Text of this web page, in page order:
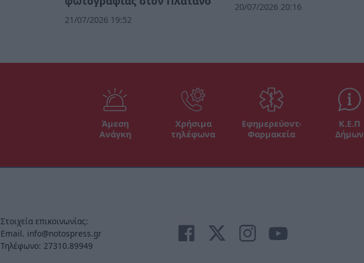
21/07/2026 19:52
20/07/2026 20:16
Άμεση
Ανάγκη
Χρήσιμα
τηλέφωνα
Εφημερεύοντα
Φαρμακεία
Κ.Ε.Π
Δήμων
Στοιχεία επικοινωνίας:
Email. info@notospress.gr
Τηλέφωνο: 27310.89949